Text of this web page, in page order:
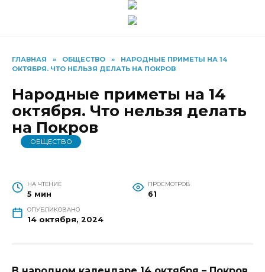
ГЛАВНАЯ » ОБЩЕСТВО »
НАРОДНЫЕ ПРИМЕТЫ НА 14
ОКТЯБРЯ. ЧТО НЕЛЬЗЯ ДЕЛАТЬ НА ПОКРОВ
Народные приметы на 14
октября. Что нельзя делать
на Покров
ОБЩЕСТВО
НА ЧТЕНИЕ
5 мин
ПРОСМОТРОВ
61
ОПУБЛИКОВАНО
14 октября, 2024